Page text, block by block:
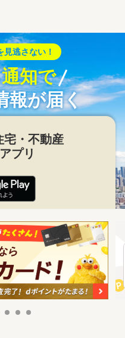
見逃さない！
知で
報が届く
宅・不動産
アプリ